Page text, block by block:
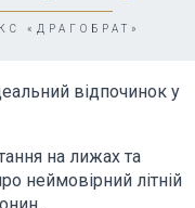
«ДРАГОБРАТ»
відпочинок у
на лижах та
неймовірний літній